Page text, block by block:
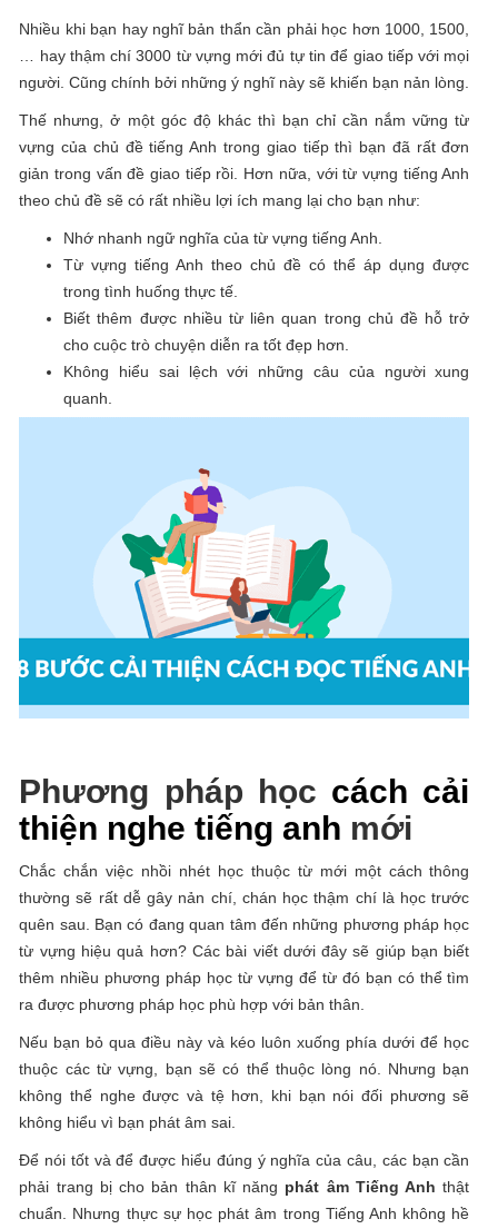
Nhiều khi bạn hay nghĩ bản thẩn cần phải học hơn 1000, 1500,
… hay thậm chí 3000 từ vựng mới đủ tự tin để giao tiếp với mọi
người. Cũng chính bởi những ý nghĩ này sẽ khiến bạn nản lòng.
Thế nhưng, ở một góc độ khác thì bạn chỉ cần nắm vững từ
vựng của chủ đề tiếng Anh trong giao tiếp thì bạn đã rất đơn
giản trong vấn đề giao tiếp rồi. Hơn nữa, với từ vựng tiếng Anh
theo chủ đề sẽ có rất nhiều lợi ích mang lại cho bạn như:
Nhớ nhanh ngữ nghĩa của từ vựng tiếng Anh.
Từ vựng tiếng Anh theo chủ đề có thể áp dụng được
trong tình huống thực tế.
Biết thêm được nhiều từ liên quan trong chủ đề hỗ trở
cho cuộc trò chuyện diễn ra tốt đẹp hơn.
Không hiểu sai lệch với những câu của người xung
quanh.
Phương pháp học cách cải
thiện nghe tiếng anh mới
Chắc chắn việc nhồi nhét học thuộc từ mới một cách thông
thường sẽ rất dễ gây nản chí, chán học thậm chí là học trước
quên sau. Bạn có đang quan tâm đến những phương pháp học
từ vựng hiệu quả hơn? Các bài viết dưới đây sẽ giúp bạn biết
thêm nhiều phương pháp học từ vựng để từ đó bạn có thể tìm
ra được phương pháp học phù hợp với bản thân.
Nếu bạn bỏ qua điều này và kéo luôn xuống phía dưới để học
thuộc các từ vựng, bạn sẽ có thể thuộc lòng nó. Nhưng bạn
không thể nghe được và tệ hơn, khi bạn nói đối phương sẽ
không hiểu vì bạn phát âm sai.
Để nói tốt và để được hiểu đúng ý nghĩa của câu, các bạn cần
phải trang bị cho bản thân kĩ năng phát âm Tiếng Anh thật
chuẩn. Nhưng thực sự học phát âm trong Tiếng Anh không hề